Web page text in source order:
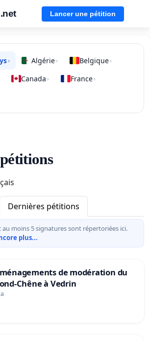
Lancer une pétition
› Algérie› Belgique›
Canada › France›
Dernières pétitions
au moins 5 signatures sont répertoriées ici.
plus...
de modération du
Chêne à Vedrin